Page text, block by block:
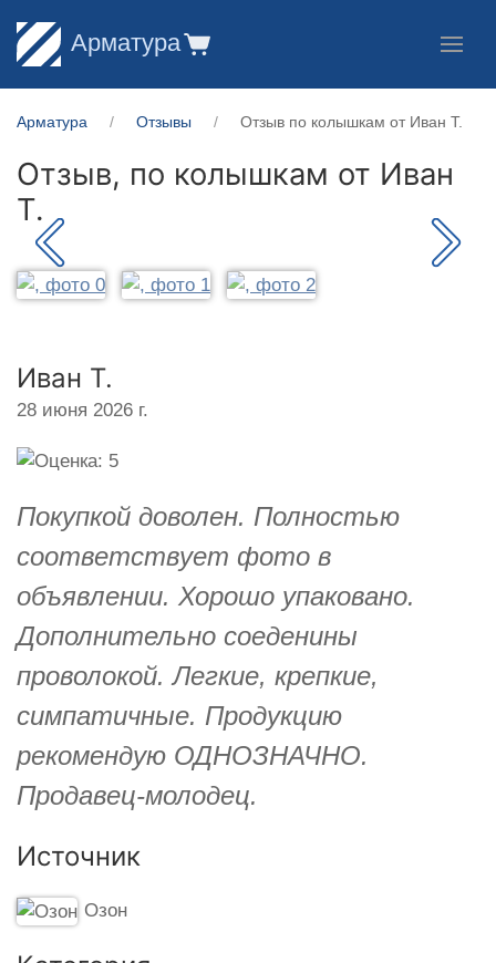
Арматура
Арматура Отзывы Отзыв по колышкам от Иван Т.
Отзыв, по колышкам от Иван
Т.
Иван Т.
28 июня 2026 г.
Покупкой доволен. Полностью
соответствует фото в
объявлении. Хорошо упаковано.
Дополнительно соеденины
проволокой. Легкие, крепкие,
симпатичные. Продукцию
рекомендую ОДНОЗНАЧНО.
Продавец-молодец.
Источник
Озон